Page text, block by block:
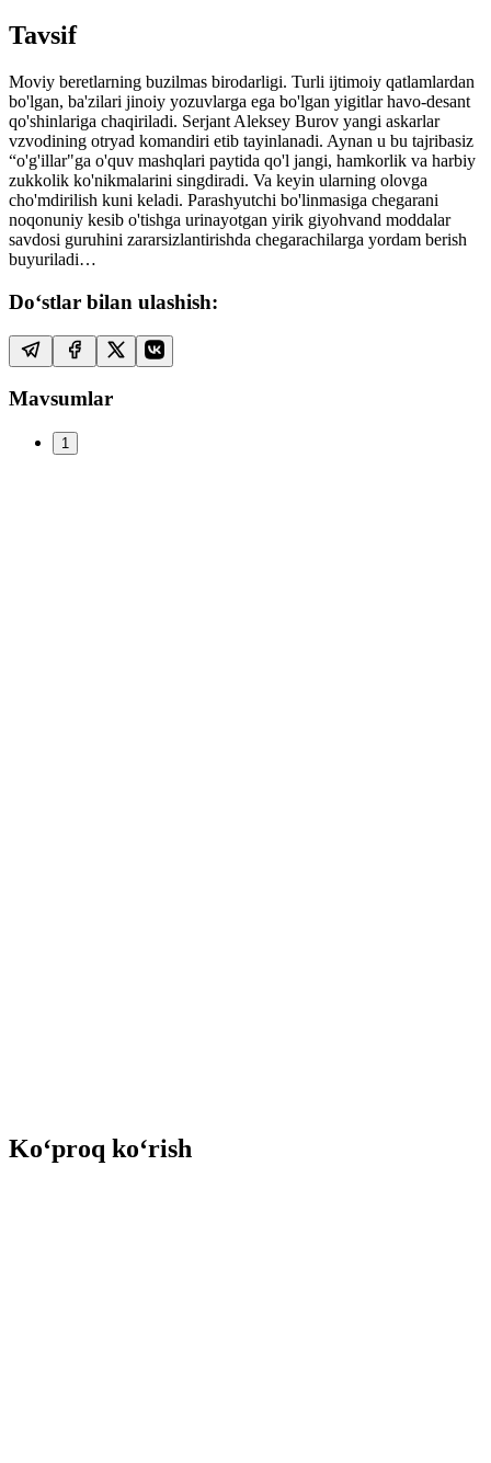
Tavsif
Moviy beretlarning buzilmas birodarligi. Turli ijtimoiy qatlamlardan
bo'lgan, ba'zilari jinoiy yozuvlarga ega bo'lgan yigitlar havo-desant
qo'shinlariga chaqiriladi. Serjant Aleksey Burov yangi askarlar
vzvodining otryad komandiri etib tayinlanadi. Aynan u bu tajribasiz
“o'g'illar"ga o'quv mashqlari paytida qo'l jangi, hamkorlik va harbiy
zukkolik ko'nikmalarini singdiradi. Va keyin ularning olovga
cho'mdirilish kuni keladi. Parashyutchi bo'linmasiga chegarani
noqonuniy kesib o'tishga urinayotgan yirik giyohvand moddalar
savdosi guruhini zararsizlantirishda chegarachilarga yordam berish
buyuriladi…
Do‘stlar bilan ulashish:
Mavsumlar
1
Ko‘proq ko‘rish